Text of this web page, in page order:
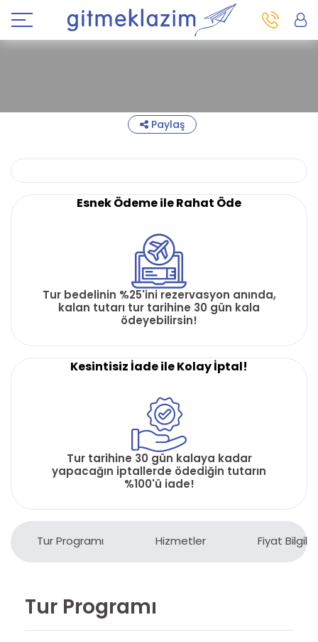
Paylaş
Esnek Ödeme ile Rahat Öde
Tur bedelinin %25'ini rezervasyon anında,
kalan tutarı tur tarihine 30 gün kala
ödeyebilirsin!
Kesintisiz İade ile Kolay İptal!
Tur tarihine 30 gün kalaya kadar
yapacağın iptallerde ödediğin tutarın
%100'ü iade!
Tur Programı Hizmetler Fiyat
Tur Programı